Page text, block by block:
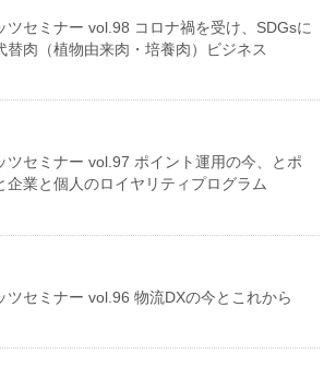
ツセミナー vol.98 コロナ禍を受け、SDGsに
替肉（植物由来肉・培養肉）ビジネス
ツセミナー vol.97 ポイント運用の今、とポ
企業と個人のロイヤリティプログラム
ツセミナー vol.96 物流DXの今とこれから